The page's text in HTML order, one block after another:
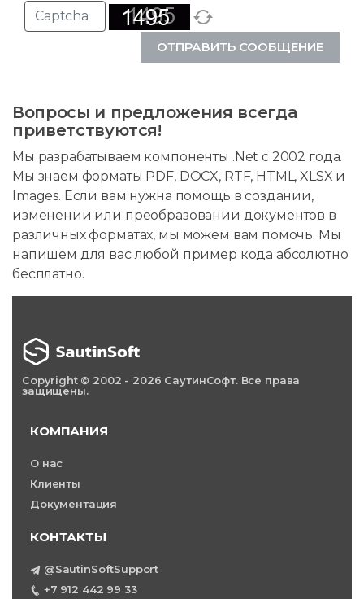
ОТПРАВИТЬ СООБЩЕНИЕ
Вопросы и предложения всегда
приветствуются!
Мы разрабатываем компоненты .Net с 2002 года.
Мы знаем форматы PDF, DOCX, RTF, HTML, XLSX и
Images. Если вам нужна помощь в создании,
изменении или преобразовании документов в
различных форматах, мы можем вам помочь. Мы
напишем для вас любой пример кода абсолютно
бесплатно.
Copyright © 2002 - 2026 СаутинСофт. Все права
защищены.
КОМПАНИЯ
О нас
Клиенты
Документация
КОНТАКТЫ
@SautinSoftSupport
+7 912 442 99 33